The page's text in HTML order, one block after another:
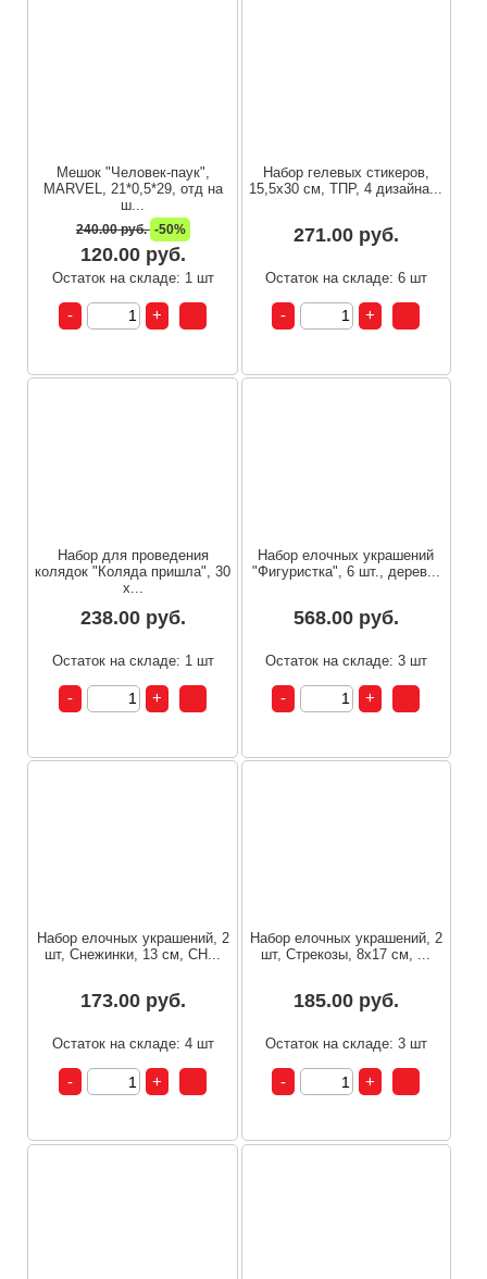
Мешок "Человек-паук",
MARVEL, 21*0,5*29, отд на
ш...
240.00 руб. -50%
120.00 руб.
Остаток на складе: 1 шт
Набор гелевых стикеров,
15,5x30 см, ТПР, 4 дизайна...
271.00 руб.
Остаток на складе: 6 шт
Набор для проведения
колядок "Коляда пришла", 30
х...
238.00 руб.
Остаток на складе: 1 шт
Набор елочных украшений
"Фигуристка", 6 шт., дерев...
568.00 руб.
Остаток на складе: 3 шт
Набор елочных украшений, 2
шт, Снежинки, 13 см, СН...
173.00 руб.
Остаток на складе: 4 шт
Набор елочных украшений, 2
шт, Стрекозы, 8x17 см, ...
185.00 руб.
Остаток на складе: 3 шт